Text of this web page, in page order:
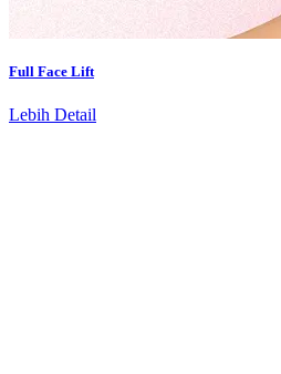
Full Face Lift
Lebih Detail